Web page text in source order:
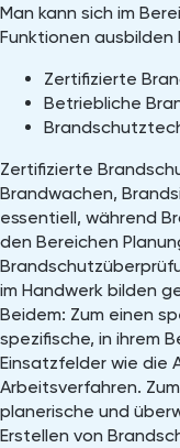
Man kann sich im
Funktionen ausbilden
Zertifizierte
Betriebliche
Zertifizierte
Brandwachen,
essentiell, während
den Bereichen
im Handwerk bilden
Beidem: Zum einen
spezifische, in ihrem
Einsatzfelder wie die
Arbeitsverfahren.
planerische und
Erstellen von